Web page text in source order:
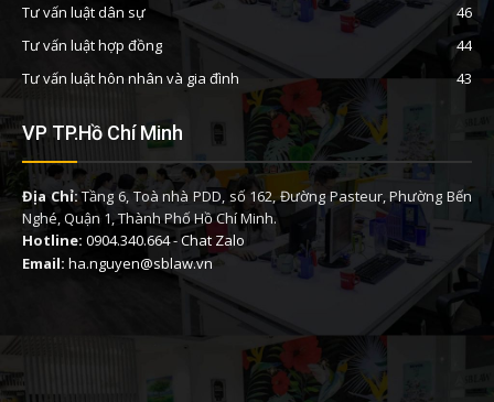
Tư vấn luật dân sự
46
Tư vấn luật hợp đồng
44
Tư vấn luật hôn nhân và gia đình
43
VP TP.Hồ Chí Minh
Địa Chỉ:Tầng 6, Toà nhà PDD, số 162, Đường Pasteur, Phường Bến
Nghé, Quận 1, Thành Phố Hồ Chí Minh.
Hotline: 0904.340.664-Chat Zalo
Email: ha.nguyen@sblaw.vn